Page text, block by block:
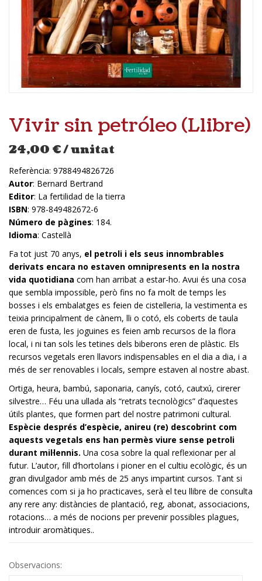
Vivir sin petróleo (Llibre)
24,00 €/ unitat
Referència: 9788494826726
Autor: Bernard Bertrand
Editor: La fertilidad de la tierra
ISBN: 978-849482672-6
Número de pàgines: 184.
Idioma: Castellà
Fa tot just 70 anys, el petroli i els seus innombrables
derivats encara no estaven omnipresents en la nostra
vida quotidiana com han arribat a estar-ho. Avui és una cosa
que sembla impossible, però fins no fa molt de temps les
bosses i els embalatges es feien de cistelleria, la vestimenta es
teixia principalment de cànem, lli o cotó, els coberts de taula
eren de fusta, les joguines es feien amb recursos de la flora
local, i ni tan sols les tetines dels biberons eren de plàstic. Els
recursos vegetals eren llavors indispensables en el dia a dia, i a
més de ser renovables i locals, sempre estaven al nostre abast.
Ortiga, heura, bambú, saponaria, canyís, cotó, cautxú, cirerer
silvestre… Féu una ullada als “retrats tecnològics” d’aquestes
útils plantes, que formen part del nostre patrimoni cultural.
Espècie després d’espècie, anireu (re) descobrint com
aquests vegetals ens han permès viure sense petroli
durant mil·lennis. Una cosa sobre la qual reflexionar per al
futur. L’autor, fill d’hortolans i pioner en el cultiu ecològic, és un
gran divulgador amb més de 25 anys impartint cursos. Tant si
comences com si ja ho practicaves, serà el teu llibre de consulta
any rere any: distàncies de plantació, reg, abonat, associacions,
rotacions… a més de nocions per prevenir possibles plagues,
introduir aromàtiques..
Observacions: